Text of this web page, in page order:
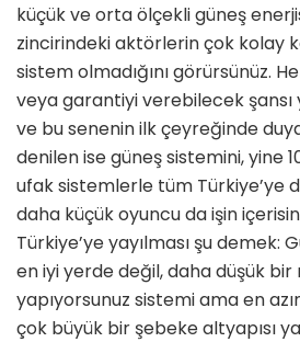
küçük ve orta ölçekli güneş
zincirindeki aktörlerin çok kolay
sistem olmadı­ğını görürsünüz.
veya garantiyi verebilecek şansı
ve bu senenin ilk çeyre­ğinde
denilen ise güneş sistemini, yine
ufak sistemlerle tüm Türkiye’ye
daha küçük oyun­cu da işin
Türkiye’ye yayılması şu demek:
en iyi yerde değil, daha düşük
yapıyorsunuz sistemi ama en
çok büyük bir şebeke altyapısı